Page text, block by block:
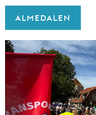
ALMEDALEN